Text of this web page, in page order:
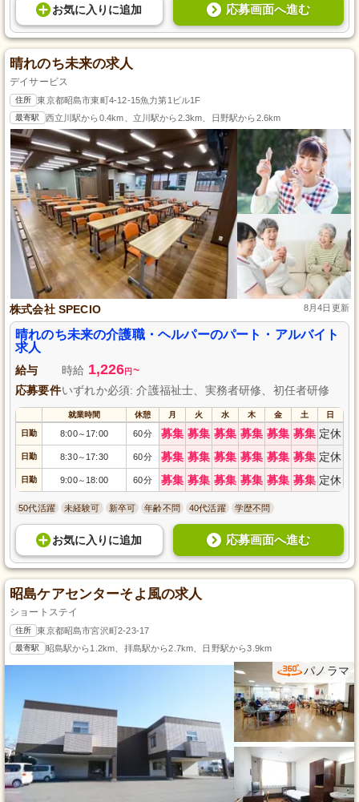
お気に入り に追加 応募画面へ進む
晴れのち未来の求人
デイサービス
住所 東京都昭島市東町4-12-15魚力第1ビル1F
最寄駅 西立川駅から0.4km、立川駅から2.3km、日野駅から2.6km
株式会社 SPECIO 8月4日更新
晴れのち未来の介護職・ヘルパーのパート・アルバイト
求人
給与 時給 1,226円 ~
応募要件いずれか必須: 介護福祉士、実務者研修、初任者研修
就業時間 休憩 月 火 水 木 金 土 日
日勤 8:00～ 17:00 60分 募集 募集 募集 募集 募集 募集 定休
日勤 8:30～ 17:30 60分 募集 募集 募集 募集 募集 募集 定休
日勤 9:00～ 18:00 60分 募集 募集 募集 募集 募集 募集 定休
50代活躍 未経験可 新卒可 年齢不問 40代活躍 学歴不問
お気に入り に追加 応募画面へ進む
昭島ケアセンターそよ風の求人
ショートステイ
住所 東京都昭島市宮沢町2-23-17
最寄駅 昭島駅から1.2km、拝島駅から2.7km、日野駅から3.9km
パノラマ